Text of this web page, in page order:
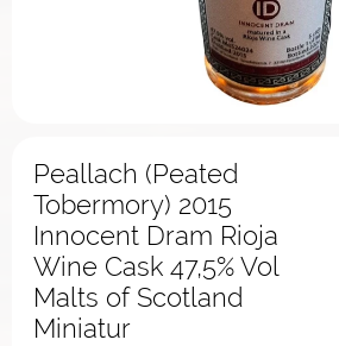
Peallach (Peated
Tobermory) 2015
Innocent Dram Rioja
Wine Cask 47,5% Vol
Malts of Scotland
Miniatur